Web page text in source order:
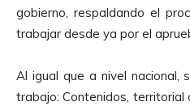
gobierno, respaldando el
trabajar desde ya por el
Al igual que a nivel nacional,
trabajo: Contenidos, territorial